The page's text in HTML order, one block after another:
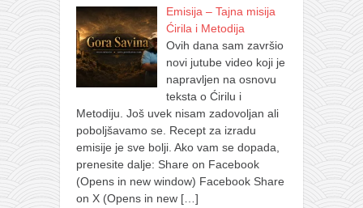
Emisija – Tajna misija
Ćirila i Metodija
Ovih dana sam završio
novi jutube video koji je
napravljen na osnovu
teksta o Ćirilu i
Metodiju. Još uvek nisam zadovoljan ali
poboljšavamo se. Recept za izradu
emisije je sve bolji. Ako vam se dopada,
prenesite dalje: Share on Facebook
(Opens in new window) Facebook Share
on X (Opens in new […]